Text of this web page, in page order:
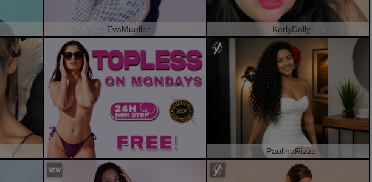
EvaMueller KerlyDolly
PaulinaRizzo